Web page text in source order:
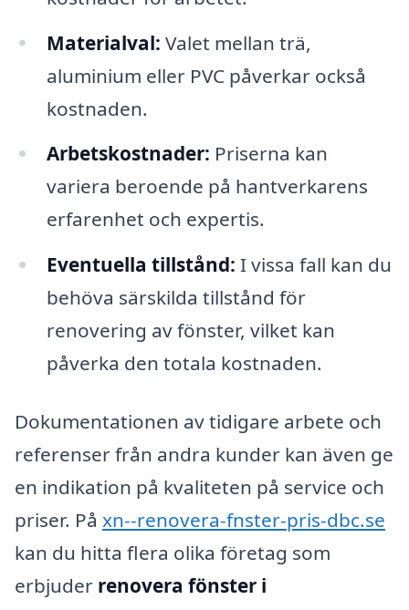
Materialval: Valet mellan trä,
aluminium eller PVC påverkar också
kostnaden.
Arbetskostnader: Priserna kan
variera beroende på hantverkarens
erfarenhet och expertis.
Eventuella tillstånd: I vissa fall kan du
behöva särskilda tillstånd för
renovering av fönster, vilket kan
påverka den totala kostnaden.
Dokumentationen av tidigare arbete och
referenser från andra kunder kan även ge
en indikation på kvaliteten på service och
priser. På xn--renovera-fnster-pris-dbc.se
kan du hitta flera olika företag som
erbjuder renovera fönster i